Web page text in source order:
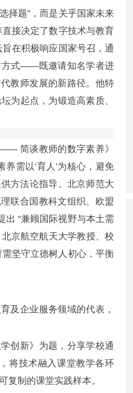
择题”，而是关乎国家未来
接决定了数字技术与教育
在积极响应国家号召，通
方式——既邀请知名学者进
教师发展的新路径。他特
为起点，为锻造高素质、
简谈教师的数字素养》
需以‘育人’为核心，避免
方法论指导。北京师范大
联合国教科文组织、欧盟
出 “兼顾国际视野与本土需
京航空航天大学教授、校
坚守立德树人初心，平衡
企业服务领域的代表，
创新》为题，分享学校通
将技术融入课堂教学各环
复制的课堂实践样本。